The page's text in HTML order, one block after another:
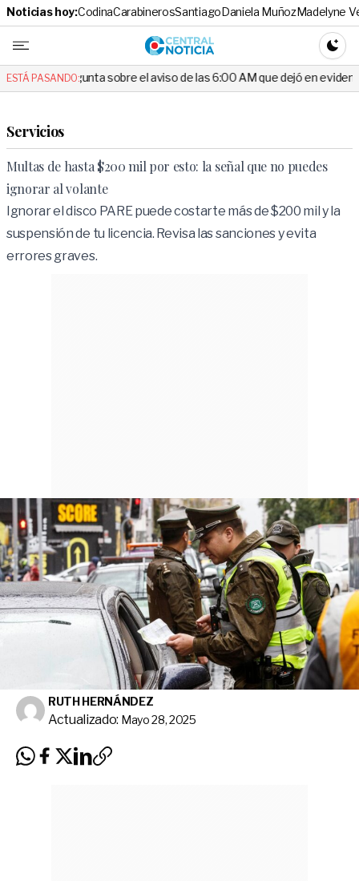
Noticias hoy:CodinaCarabinerosSantiagoDaniela MuñozMadelyne
Central
ESTÁ PASANDO:
sobre el aviso de las 6:00 AM que dejó en evidencia al Delegado
Servicios
Multas de hasta $200 mil por esto: la señal que no puedes
ignorar al volante
Ignorar el disco PARE puede costarte más de $200 mil y la
suspensión de tu licencia. Revisa las sanciones y evita
errores graves.
RUTH HERNÁNDEZ
Actualizado: Mayo 28, 2025